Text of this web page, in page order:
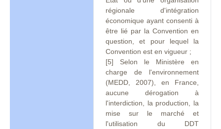
régionale d'intégration
économique ayant consenti à
être lié par la Convention en
question, et pour lequel la
Convention est en vigueur ;
[5] Selon le Ministère en
charge de l'environnement
(MEDD, 2007), en France,
aucune dérogation à
l'interdiction, la production, la
mise sur le marché et
l'utilisation du DDT